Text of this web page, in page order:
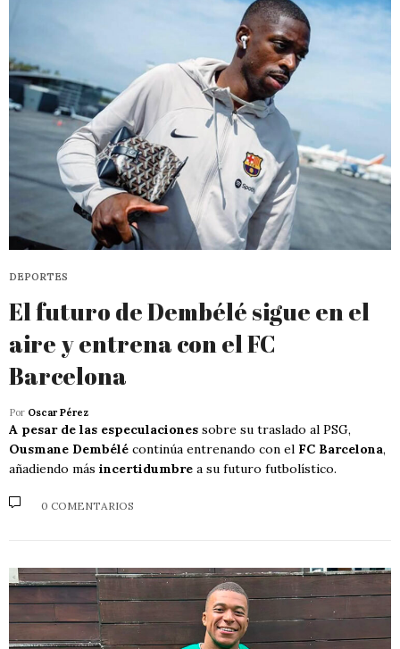
DEPORTES
El futuro de Dembélé sigue en el
aire y entrena con el FC
Barcelona
Por Oscar Pérez
A pesar de las especulaciones sobre su traslado al PSG,
Ousmane Dembélé continúa entrenando con el FC Barcelona,
añadiendo más incertidumbre a su futuro futbolístico.
0 COMENTARIOS